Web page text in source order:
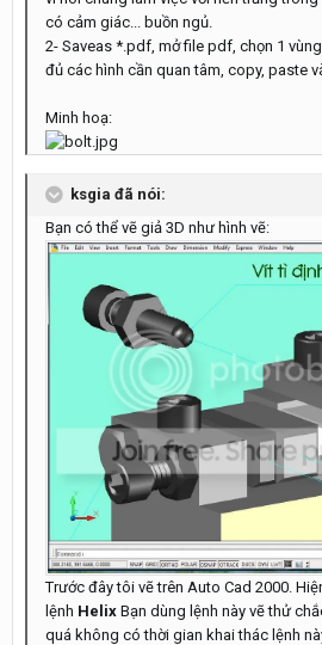
có cảm giác... buồn ngủ.
2- Saveas *.pdf, mở file pdf, chọn 1
đủ các hình cần quan tâm, copy, paste
Minh hoạ:
ksgia đã nói:
Bạn có thể vẽ giả 3D như hình vẽ:
Trước đây tôi vẽ trên Auto Cad 2000.
lệnh Helix Bạn dùng lệnh này vẽ thử
quá không có thời gian khai thác lệnh